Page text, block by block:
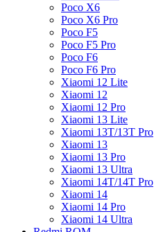
Poco X6
Poco X6 Pro
Poco F5
Poco F5 Pro
Poco F6
Poco F6 Pro
Xiaomi 12 Lite
Xiaomi 12
Xiaomi 12 Pro
Xiaomi 13 Lite
Xiaomi 13T/13T Pro
Xiaomi 13
Xiaomi 13 Pro
Xiaomi 13 Ultra
Xiaomi 14T/14T Pro
Xiaomi 14
Xiaomi 14 Pro
Xiaomi 14 Ultra